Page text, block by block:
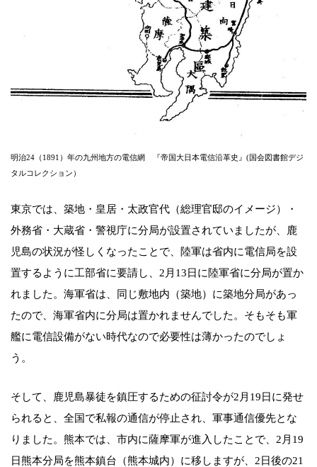
明治24（1891）年の九州地方の電信網 『帝国大日本電信沿革史』(国会図書館デジ
タルコレクション）
東京では、築地・皇居・太政官代（総理官邸のイメージ）・
外務省・大蔵省・警視庁に分局が設置されていましたが、鹿
児島の状況が怪しくなったことで、陸軍は省内に電信局を設
置するように工部省に要請し、2月13日に陸軍省に分局が置か
れました。海軍省は、同じ敷地内（築地）に築地分局があっ
たので、海軍省内に分局は置かれませんでした。そもそも軍
艦に電信設備がない時代なので必要性は薄かったのでしょ
う。
そして、鹿児島暴徒を鎮圧するための征討令が2月19日に発せ
られると、全国で私報の通信が停止され、軍事通信優先とな
りました。熊本では、市内に薩摩軍が進入したことで、2月19
日熊本分局を熊本鎮台（熊本城内）に移しますが、2日後の21